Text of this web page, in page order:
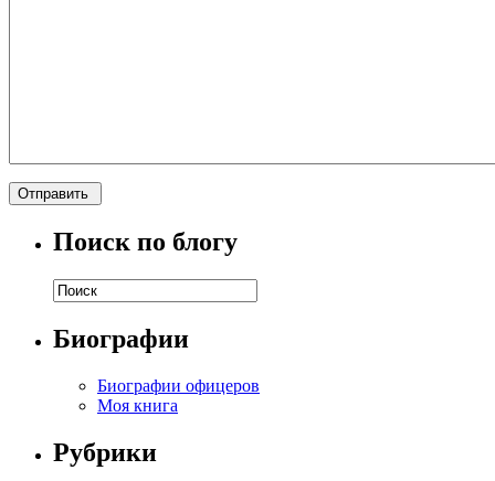
Поиск по блогу
Биографии
Биографии офицеров
Моя книга
Рубрики